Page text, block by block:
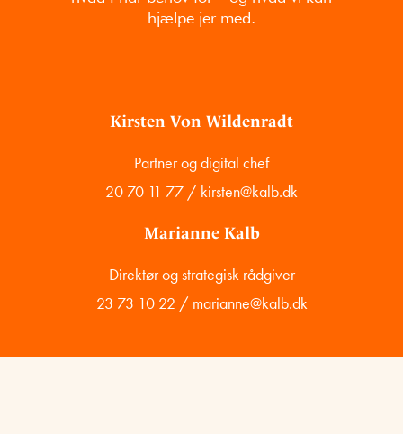
hjælpe jer med.
Kirsten Von Wildenradt
Partner og digital chef
20 70 11 77 / kirsten@kalb.dk
Marianne Kalb
Direktør og strategisk rådgiver
23 73 10 22 / marianne@kalb.dk